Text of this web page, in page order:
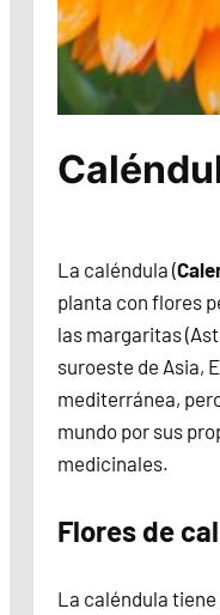
La caléndula (
planta con flores
las margaritas
suroeste de Asia,
mediterránea,
mundo por sus
medicinales.
Flores de
La caléndula